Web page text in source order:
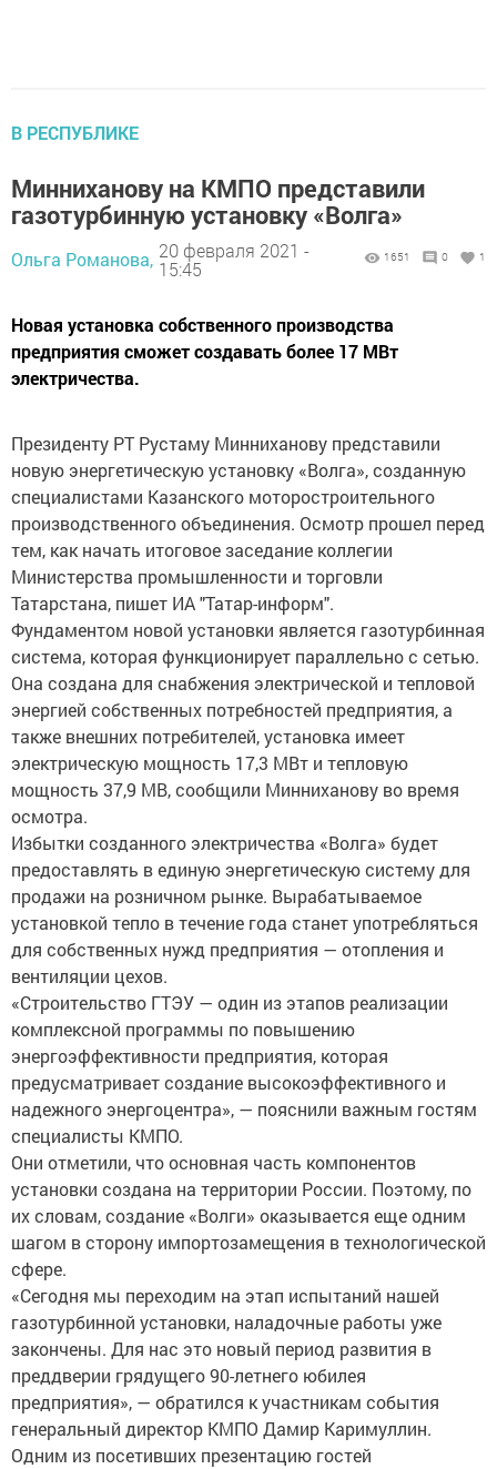
В РЕСПУБЛИКЕ
Минниханову на КМПО представили
газотурбинную установку «Волга»
Ольга Романова, 20 февраля 2021 -
15:45
1651 0 1
Новая установка собственного производства
предприятия сможет создавать более 17 МВт
электричества.
Президенту РТ Рустаму Минниханову представили
новую энергетическую установку «Волга», созданную
специалистами Казанского моторостроительного
производственного объединения. Осмотр прошел перед
тем, как начать итоговое заседание коллегии
Министерства промышленности и торговли
Татарстана, пишет ИА "Татар-информ".
Фундаментом новой установки является газотурбинная
система, которая функционирует параллельно с сетью.
Она создана для снабжения электрической и тепловой
энергией собственных потребностей предприятия, а
также внешних потребителей, установка имеет
электрическую мощность 17,3 МВт и тепловую
мощность 37,9 МВ, сообщили Минниханову во время
осмотра.
Избытки созданного электричества «Волга» будет
предоставлять в единую энергетическую систему для
продажи на розничном рынке. Вырабатываемое
установкой тепло в течение года станет употребляться
для собственных нужд предприятия — отопления и
вентиляции цехов.
«Строительство ГТЭУ — один из этапов реализации
комплексной программы по повышению
энергоэффективности предприятия, которая
предусматривает создание высокоэффективного и
надежного энергоцентра», — пояснили важным гостям
специалисты КМПО.
Они отметили, что основная часть компонентов
установки создана на территории России. Поэтому, по
их словам, создание «Волги» оказывается еще одним
шагом в сторону импортозамещения в технологической
сфере.
«Сегодня мы переходим на этап испытаний нашей
газотурбинной установки, наладочные работы уже
закончены. Для нас это новый период развития в
преддверии грядущего 90-летнего юбилея
предприятия», — обратился к участникам события
генеральный директор КМПО Дамир Каримуллин.
Одним из посетивших презентацию гостей